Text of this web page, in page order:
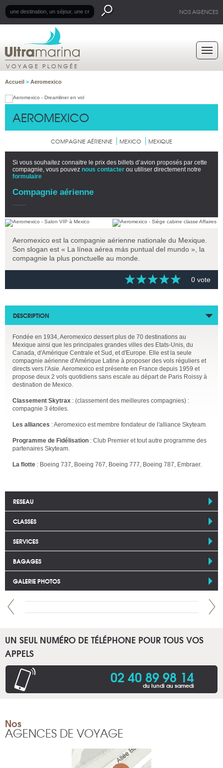
NOS AGENCES
VOYAGE PLONGÉE
Accueil > Aeromexico
AEROMEXICO
COMPAGNIE AÉRIENNE MEXICO MEXIQUE
Si vous souhaitez connaitre le prix des billets d’avion proposés par cette
compagnie, vous pouvez nous contacter ou utiliser directement notre
formulaire
Compagnie aérienne
Aeromexico est la compagnie aérienne nationale du Mexique.
Son slogan est « La línea aérea más puntual del mundo », la
compagnie la plus ponctuelle au monde.
0 vote
DESCRIPTION
Fondée en 1934, Aeromexico dessert plus de 70 destinations au
Mexique ainsi que les principales grandes villes des Etats-Unis, du
Canada, d'Amérique Centrale et Sud, et d'Europe. Elle est la seule
compagnie aérienne d'Amérique Latine à proposer des vols réguliers et
directs vers l'Asie. Aeromexico est présente en France depuis 1959 et
propose deux 2 vols quotidiens sans escale au départ de Paris Roissy à
destination de Mexico.
Classement Skytrax : (classement des meilleures compagnies) :
compagnie 3 étoiles.
Les alliances : Aeromexico est membre fondateur de l'alliance Skyteam.
Programme de Fidélisation : Club Premier et tout autre programme des
partenaires Skyteam.
La flotte : Boeing 737, Boeing 767, Boeing 777, Boeing 787, Embraer.
RESEAU
CLASSES
SERVICES
BAGAGES
GALERIE PHOTOS
UN SEUL NUMÉRO DE TÉLÉPHONE POUR TOUS VOS
APPELS
02 40 89 98 14
du lundi au samedi
Nos
AGENCES DE VOYAGE